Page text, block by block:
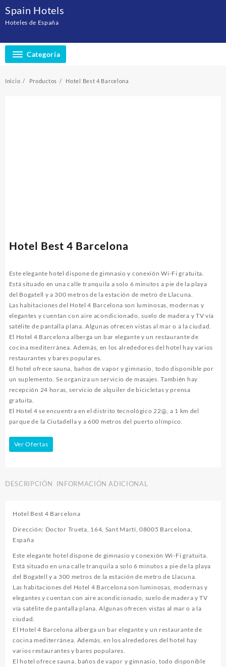
contenido
Spain Hotels
Hoteles de España
Categoría
Inicio Productos Hotel Best 4 Barcelona
Hotel Best 4 Barcelona
Este elegante hotel dispone de gimnasio y conexión Wi-Fi gratuita.
Está situado en una calle tranquila a solo 6 minutos a pie de la playa
del Bogatell y a 300 metros de la estación de metro de Llacuna.
Las habitaciones del Hotel 4 Barcelona son luminosas, modernas y
elegantes y cuentan con aire acondicionado, suelo de madera y TV vía
satélite de pantalla plana. Algunas ofrecen vistas al mar o a la ciudad.
El Hotel 4 Barcelona alberga un bar elegante y un restaurante de
cocina mediterránea. Además, en los alrededores del hotel hay varios
restaurantes y bares populares.
El hotel ofrece sauna, baños de vapor y gimnasio, todo disponible por
un suplemento. Se organiza un servicio de masajes. También hay
recepción 24 horas, servicio de alquiler de bicicletas y prensa
gratuita.
El Hotel 4 se encuentra en el distrito tecnológico 22@, a 1 km del
parque de la Ciutadella y a 600 metros del puerto olímpico.
Ver Ofertas
DESCRIPCIÓN INFORMACIÓN ADICIONAL
Hotel Best 4 Barcelona
Dirección: Doctor Trueta, 164, Sant Martí, 08005 Barcelona,
España
Este elegante hotel dispone de gimnasio y conexión Wi-Fi gratuita.
Está situado en una calle tranquila a solo 6 minutos a pie de la playa
del Bogatell y a 300 metros de la estación de metro de Llacuna.
Las habitaciones del Hotel 4 Barcelona son luminosas, modernas y
elegantes y cuentan con aire acondicionado, suelo de madera y TV
vía satélite de pantalla plana. Algunas ofrecen vistas al mar o a la
ciudad.
El Hotel 4 Barcelona alberga un bar elegante y un restaurante de
cocina mediterránea. Además, en los alrededores del hotel hay
varios restaurantes y bares populares.
El hotel ofrece sauna, baños de vapor y gimnasio, todo disponible